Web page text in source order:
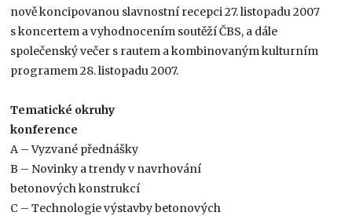
nově koncipovanou slavnostní recepci 27. listopadu 2007
s koncertem a vyhodnocením soutěží ČBS, a dále
společenský večer s rautem a kombinovaným kulturním
programem 28. listopadu 2007.
Tematické okruhy
konference
A – Vyzvané přednášky
B – Novinky a trendy v navrhování
betonových konstrukcí
C – Technologie výstavby betonových